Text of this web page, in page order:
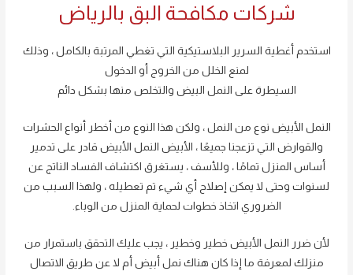
شركات مكافحة البق بالرياض
استخدم أغطية السرير البلاستيكية التي تغطي المرتبة بالكامل ، وذلك
لمنع الخلل من الخروج أو الدخول
السيطرة على النمل البيض والتخلص منها بشكل دائم
النمل الأبيض نوع من النمل ، ولكن هذا النوع من أخطر أنواع الحشرات
والقوارض التي تزعجنا جميعًا ، الأبيض النمل الأبيض قادر على تدمير
أساس المنزل تمامًا ، وللأسف ، يستغرق اكتشاف الفساد الناتج عن
لسنوات وحتى لا يمكن إصلاح أي شيء تم تعطيله ، ولهذا السبب من
الضروري اتخاذ خطوات لحماية المنزل من الوباء.
لأن ضرر النمل الأبيض خطير وخطير ، يجب عليك التحقق باستمرار من
منزلك لمعرفة ما إذا كان هناك نمل أبيض أم لا عن طريق الاتصال